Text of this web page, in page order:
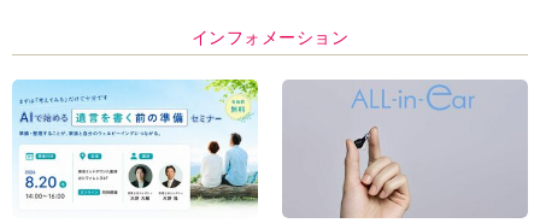
インフォメーション